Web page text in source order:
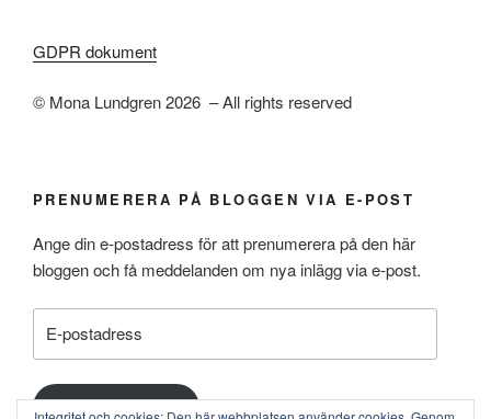
GDPR dokument
© Mona Lundgren 2026 – All rights reserved
PRENUMERERA PÅ BLOGGEN VIA E-POST
Ange din e-postadress för att prenumerera på den här
bloggen och få meddelanden om nya inlägg via e-post.
postadress
Prenumerera